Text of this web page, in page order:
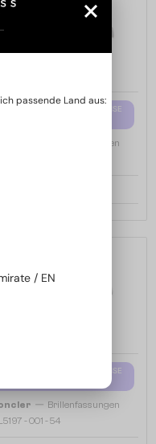
EINER EINSTÄRKENGLASLINSE
Brillenfassungen
EINER EINSTÄRKENGLASLINSE
— Brillenfassungen
- 001 - 54
passende Land aus:
/ EN